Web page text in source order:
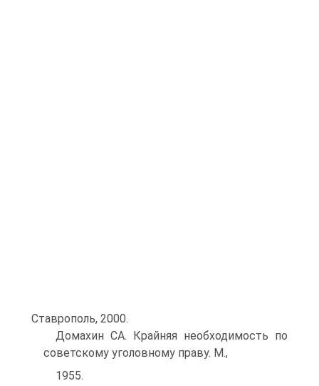
Ставрополь, 2000.
Домахин СА. Крайняя необходимость по
советскому уголовному праву. М.,
1955.